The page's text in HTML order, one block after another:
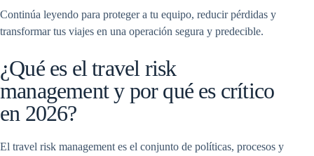
Continúa leyendo para proteger a tu equipo, reducir pérdidas y
transformar tus viajes en una operación segura y predecible.
¿Qué es el travel risk
management y por qué es crítico
en 2026?
El travel risk management es el conjunto de políticas, procesos y